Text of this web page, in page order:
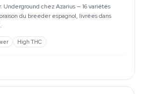
Underground chez Azarius — 16 variétés
du breeder espagnol, livrées dans
High THC